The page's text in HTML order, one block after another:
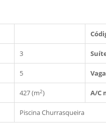
3
5
427 (m2) A/C
PiscinaChurrasqueira